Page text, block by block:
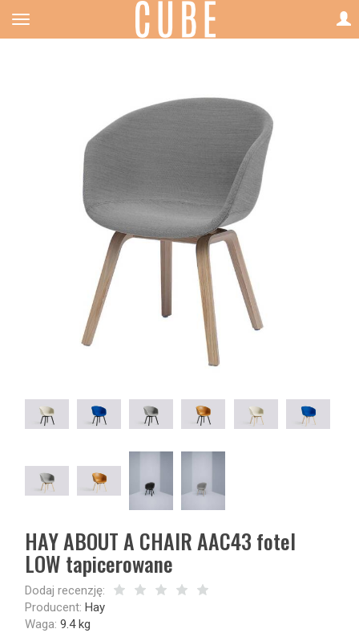
HAY ABOUT A CHAIR AAC43 fotel
LOW tapicerowane
Dodaj recenzję:
Producent: Hay
Waga: 9.4kg